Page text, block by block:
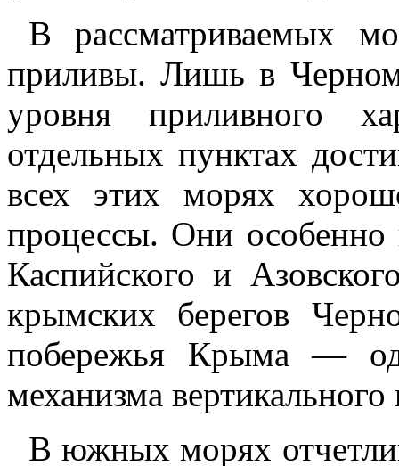
В рассматриваемых
приливы. Лишь в
уровня приливного
отдельных пунктах
всех этих морях
процессы. Они особенно
Каспийского и
крымских берегов
побережья Крыма —
механизма
В южных морях